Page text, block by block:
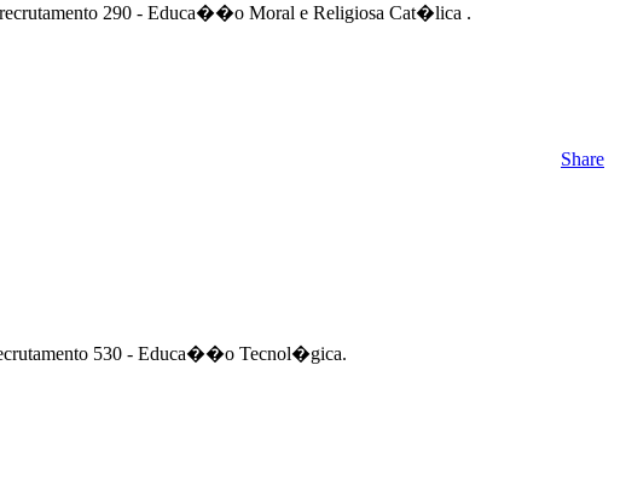
290 - Educa��o Moral e Religiosa Cat�lica .
Share
530 - Educa��o Tecnol�gica.